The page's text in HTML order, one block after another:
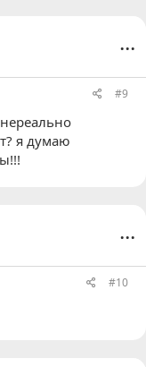
...
#9
я думаю
...
#10